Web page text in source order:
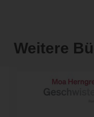
Weitere